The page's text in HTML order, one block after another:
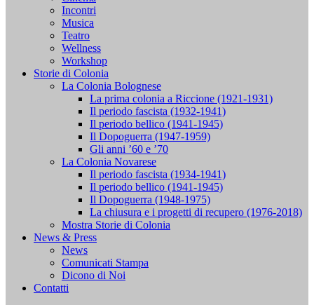
Incontri
Musica
Teatro
Wellness
Workshop
Storie di Colonia
La Colonia Bolognese
La prima colonia a Riccione (1921-1931)
Il periodo fascista (1932-1941)
Il periodo bellico (1941-1945)
Il Dopoguerra (1947-1959)
Gli anni ’60 e ’70
La Colonia Novarese
Il periodo fascista (1934-1941)
Il periodo bellico (1941-1945)
Il Dopoguerra (1948-1975)
La chiusura e i progetti di recupero (1976-2018)
Mostra Storie di Colonia
News & Press
News
Comunicati Stampa
Dicono di Noi
Contatti